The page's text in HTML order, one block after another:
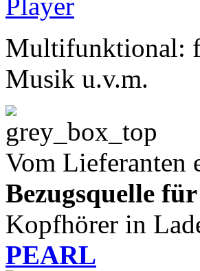
Multifunktional:
Musik u.v.m.
Vom Lieferanten
Bezugsquelle für
Kopfhörer in
PEARL